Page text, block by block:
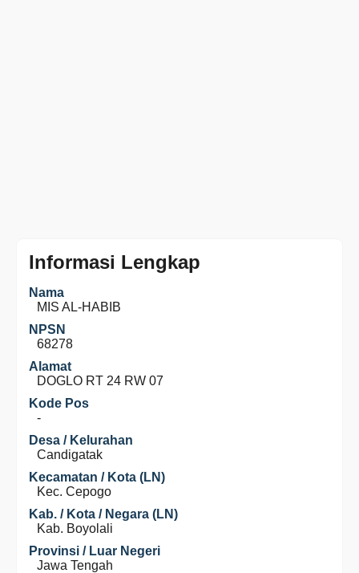
Informasi Lengkap
Nama
MIS AL-HABIB
NPSN
68278
Alamat
DOGLO RT 24 RW 07
Kode Pos
-
Desa / Kelurahan
Candigatak
Kecamatan / Kota (LN)
Kec. Cepogo
Kab. / Kota / Negara (LN)
Kab. Boyolali
Provinsi / Luar Negeri
Jawa Tengah